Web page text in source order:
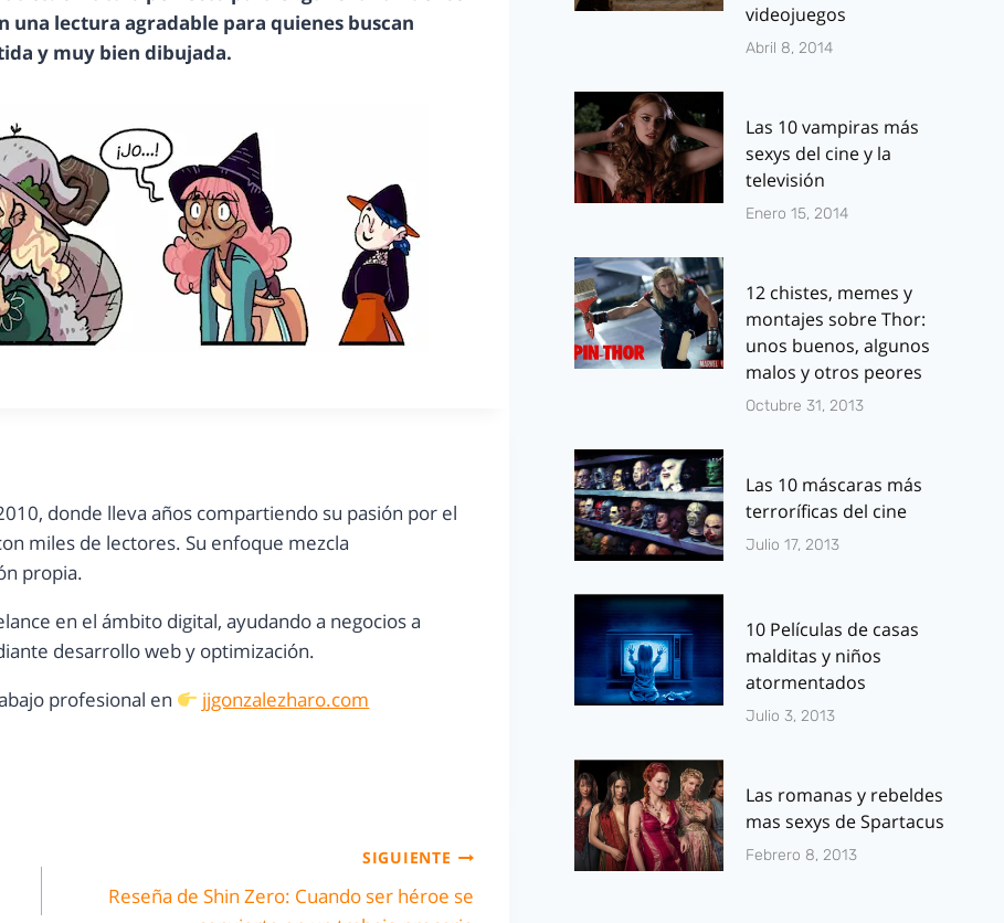
lectura agradable para quienes buscan
y muy bien dibujada.
donde lleva años compartiendo su pasión por el
miles de lectores. Su enfoque mezcla
propia.
en el ámbito digital, ayudando a negocios a
desarrollo web y optimización.
profesional en
jjgonzalezharo.com
SIGUIENTE
Reseña de Shin Zero: Cuando ser héroe se
videojuegos
Abril 8, 2014
Las 10 vampiras más
sexys del cine y la
televisión
Enero 15, 2014
12 chistes, memes y
montajes sobre Thor:
unos buenos, algunos
malos y otros peores
Octubre 31, 2013
Las 10 máscaras más
terroríficas del cine
Julio 17, 2013
10 Películas de casas
malditas y niños
atormentados
Julio 3, 2013
Las romanas y rebeldes
mas sexys de Spartacus
Febrero 8, 2013